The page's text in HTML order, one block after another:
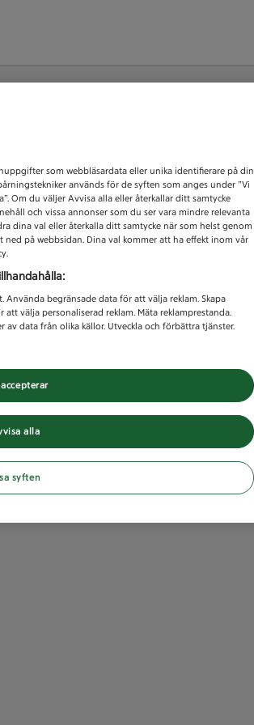
som webbläsardata eller unika identifierare på din
används för de syften som anges under ”Vi
Om du väljer Avvisa alla eller återkallar ditt samtycke
och vissa annonser som du ser vara mindre relevanta
dina val eller återkalla ditt samtycke när som helst genom
på webbsidan. Dina val kommer att ha effekt inom vår
begränsade data för att välja reklam. Skapa
välja personaliserad reklam. Mäta reklamprestanda.
data från olika källor. Utveckla och förbättra tjänster.
alla
syften